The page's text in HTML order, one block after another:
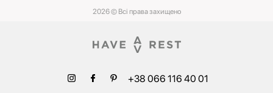
2026 © Всі права захищено
+38 066 116 40 01